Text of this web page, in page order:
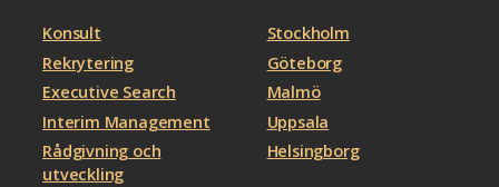
Konsult
Rekrytering
Executive Search
Interim Management
Rådgivning och
utveckling
Stockholm
Göteborg
Malmö
Uppsala
Helsingborg